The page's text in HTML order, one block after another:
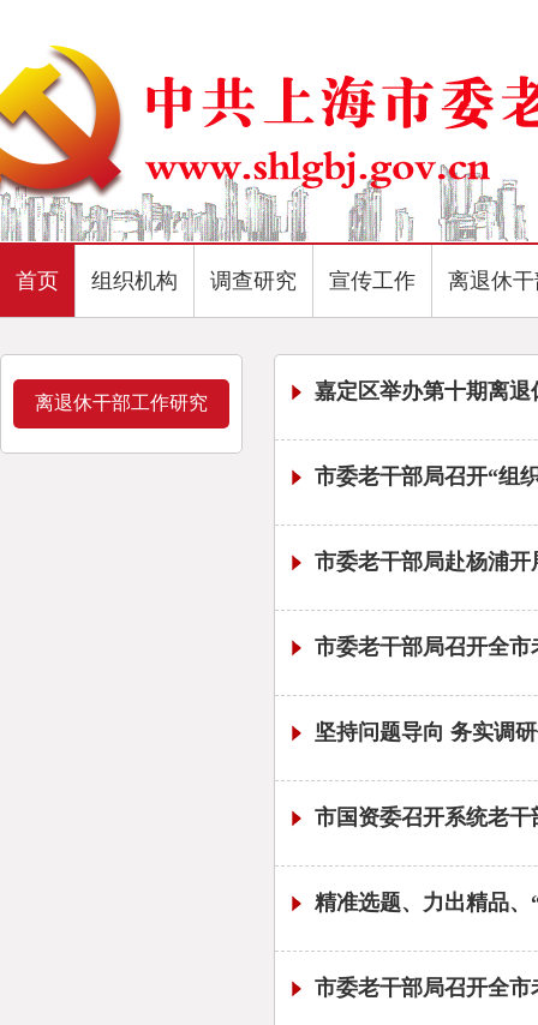
首页 组织机构 调查研究 宣传工作 离退休
离退休干部工作研究 嘉定区举办第十期离
市委老干部局召开“组
市委老干部局赴杨浦开
市委老干部局召开全市
坚持问题导向 务实调
市国资委召开系统老
精准选题、力出精品
市委老干部局召开全市